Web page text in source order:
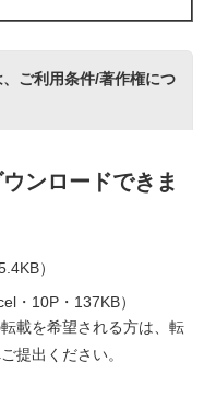
ご利用条件/著作権につ
ンロードできま
）
・10P・137KB）
載を希望される方は、転
提出ください。